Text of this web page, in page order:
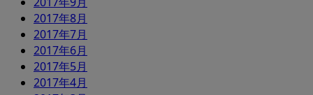
2017年8月
2017年7月
2017年6月
2017年5月
2017年4月